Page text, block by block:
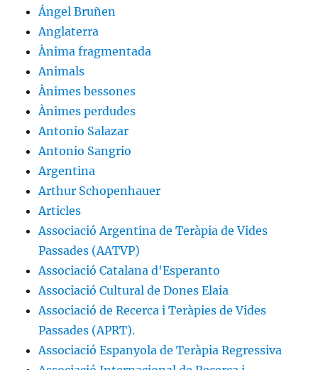
Ángel Bruñen
Anglaterra
Ànima fragmentada
Animals
Ànimes bessones
Ànimes perdudes
Antonio Salazar
Antonio Sangrio
Argentina
Arthur Schopenhauer
Articles
Associació Argentina de Teràpia de Vides
Passades (AATVP)
Associació Catalana d'Esperanto
Associació Cultural de Dones Elaia
Associació de Recerca i Teràpies de Vides
Passades (APRT).
Associació Espanyola de Teràpia Regressiva